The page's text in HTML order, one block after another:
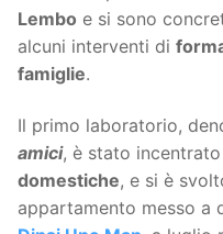
Lembo e si sono
alcuni interventi di
famiglie.
Il primo laboratorio,
amici, è stato
domestiche, e si è
appartamento messo a